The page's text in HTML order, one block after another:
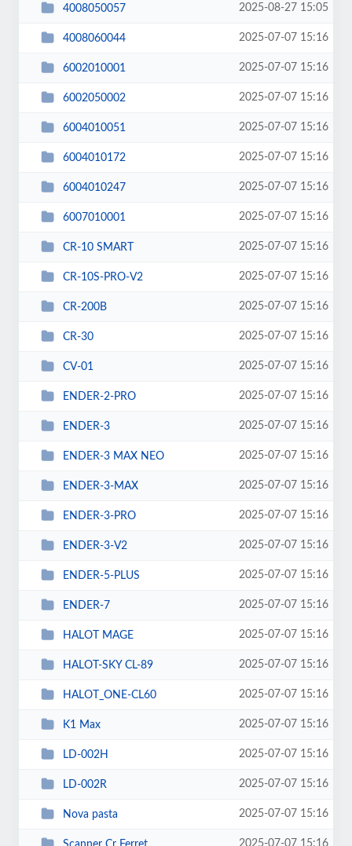
4008050057 2025-08-27 15:05
4008060044 2025-07-07 15:16
6002010001 2025-07-07 15:16
6002050002 2025-07-07 15:16
6004010051 2025-07-07 15:16
6004010172 2025-07-07 15:16
6004010247 2025-07-07 15:16
6007010001 2025-07-07 15:16
CR-10 SMART 2025-07-07 15:16
CR-10S-PRO-V2 2025-07-07 15:16
CR-200B 2025-07-07 15:16
CR-30 2025-07-07 15:16
CV-01 2025-07-07 15:16
ENDER-2-PRO 2025-07-07 15:16
ENDER-3 2025-07-07 15:16
ENDER-3 MAX NEO 2025-07-07 15:16
ENDER-3-MAX 2025-07-07 15:16
ENDER-3-PRO 2025-07-07 15:16
ENDER-3-V2 2025-07-07 15:16
ENDER-5-PLUS 2025-07-07 15:16
ENDER-7 2025-07-07 15:16
HALOT MAGE 2025-07-07 15:16
HALOT-SKY CL-89 2025-07-07 15:16
HALOT_ONE-CL60 2025-07-07 15:16
K1 Max 2025-07-07 15:16
LD-002H 2025-07-07 15:16
LD-002R 2025-07-07 15:16
Nova pasta 2025-07-07 15:16
2025-07-07 15:16